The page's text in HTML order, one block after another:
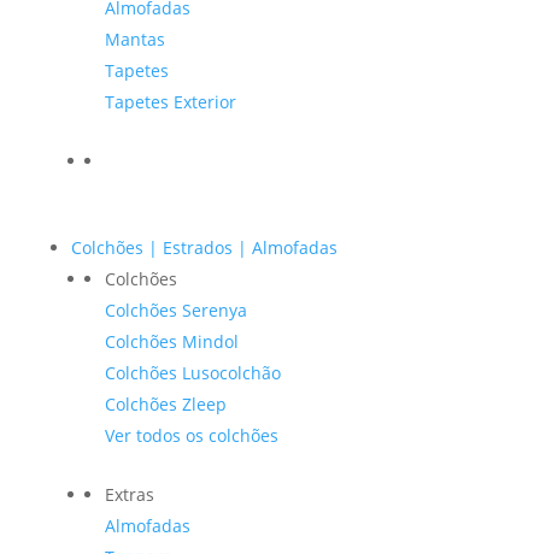
Almofadas
Mantas
Tapetes
Tapetes Exterior
Colchões | Estrados | Almofadas
Colchões
Colchões Serenya
Colchões Mindol
Colchões Lusocolchão
Colchões Zleep
Ver todos os colchões
Extras
Almofadas